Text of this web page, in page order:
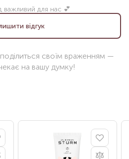
важливий для нас 💕
відгук
своїм враженням —
на вашу думку!